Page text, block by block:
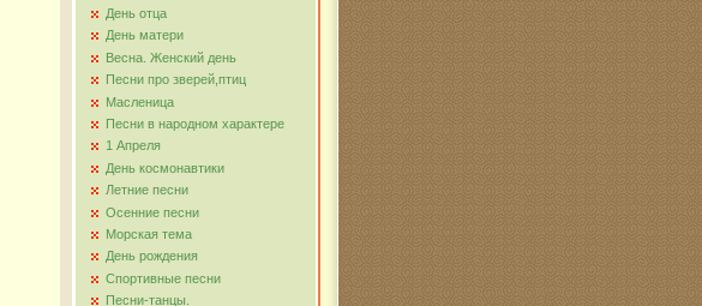
День отца
День матери
Весна. Женский день
Песни про зверей,птиц
Масленица
Песни в народном характере
1 Апреля
День космонавтики
Летние песни
Осенние песни
Морская тема
День рождения
Спортивные песни
Песни-танцы.